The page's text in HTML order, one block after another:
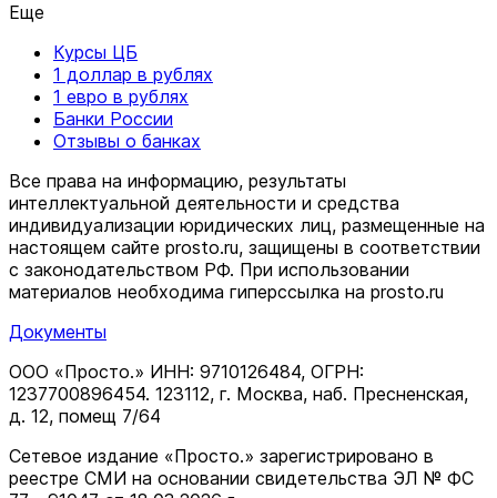
Еще
Курсы ЦБ
1 доллар в рублях
1 евро в рублях
Банки России
Отзывы о банках
Все права на информацию, результаты
интеллектуальной деятельности и средства
индивидуализации юридических лиц, размещенные на
настоящем сайте prosto.ru, защищены в соответствии
c законодательством РФ. При использовании
материалов необходима гиперссылка на prosto.ru
Документы
ООО «Просто.» ИНН: 9710126484, ОГРН:
1237700896454. 123112, г. Москва, наб. Пресненская,
д. 12, помещ 7/64
Сетевое издание «Просто.» зарегистрировано в
реестре СМИ на основании свидетельства ЭЛ № ФС